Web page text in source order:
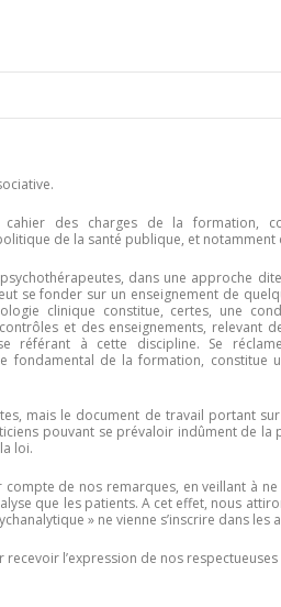
des charges de la formation,
de la santé publique, et notamment
dans une approche
se fonder sur un enseignement de
clinique constitue, certes, une
et des enseignements, relevant
référant à cette discipline. Se
fondamental de la formation, constitue
mais le document de travail portant
pouvant se prévaloir indûment de la
loi.
de nos remarques, en veillant à
que les patients. A cet effet, nous
» ne vienne s’inscrire dans les
l’expression de nos